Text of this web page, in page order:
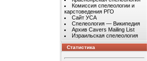
Комиссия спелеологии и
карстоведения РГО
Сайт УСА
Спелеология — Википедия
Архив Cavers Mailing List
Израильская спелеология
Статистика